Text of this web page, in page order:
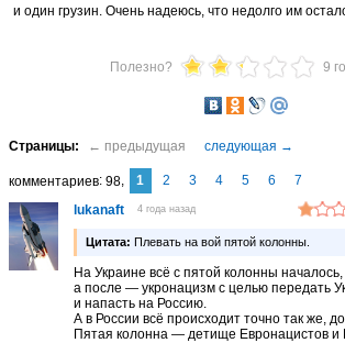
и один грузин. Очень надеюсь, что недолго им
Полезно? 9
комментариев 98 1 2 3 4 5 6
7
lukanaft
4 года назад
Цитата: Плевать на вой пятой колонны.
На Украине всё с пятой колонны
а после — укронацизм с целью передать
и напасть на Россию.
А в России всё происходит точно так же,
Пятая колонна — детище Евронацистов и